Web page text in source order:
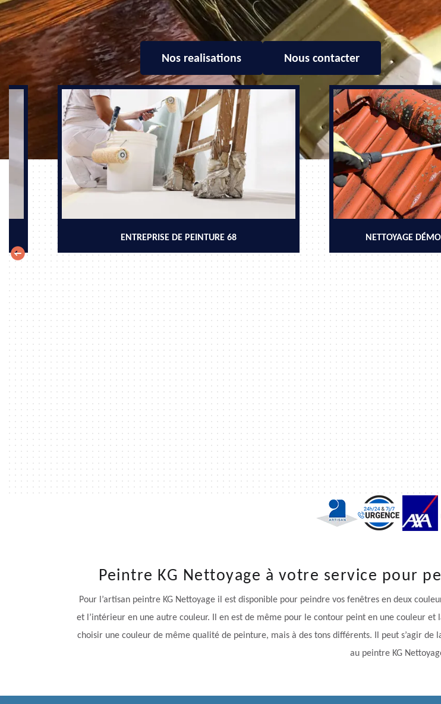
Nos realisations Nous contacter
ENTREPRISE DE PEINTURE 68 NETTOYAGE
Peintre KG Nettoyage à votre service pour
Pour l’artisan peintre KG Nettoyage il est disponible pour peindre vos fenêtres en deux
et l’intérieur en une autre couleur. Il en est de même pour le contour peint en une couleur
choisir une couleur de même qualité de peinture, mais à des tons différents. Il peut s’agir
au peintre KG